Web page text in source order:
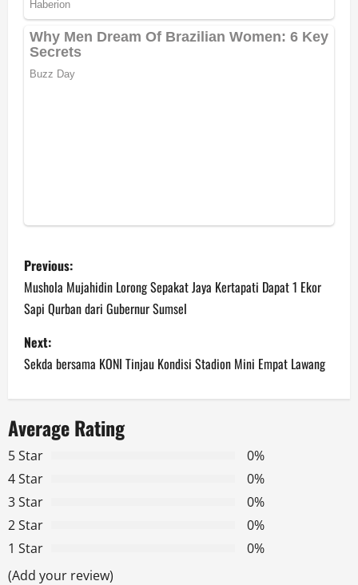
P
o
s
t
n
a
v
i
g
a
Previous:
Mushola Mujahidin Lorong Sepakat Jaya Kertapati Dapat 1 Ekor
Sapi Qurban dari Gubernur Sumsel
Next:
Sekda bersama KONI Tinjau Kondisi Stadion Mini Empat Lawang
Average Rating
5 Star
0%
4 Star
0%
3 Star
0%
2 Star
0%
1 Star
0%
(Add your review)